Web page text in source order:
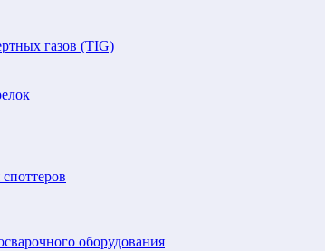
газов (TIG)
оборудования